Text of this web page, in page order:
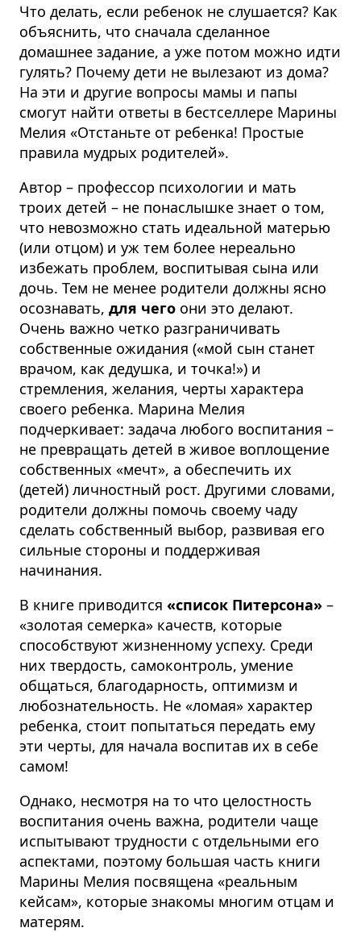
Что делать, если ребенок не слушается? Как
объяснить, что сначала сделанное
домашнее задание, а уже потом можно идти
гулять? Почему дети не вылезают из дома?
На эти и другие вопросы мамы и папы
смогут найти ответы в бестселлере Марины
Мелия «Отстаньте от ребенка! Простые
правила мудрых родителей».
Автор – профессор психологии и мать
троих детей – не понаслышке знает о том,
что невозможно стать идеальной матерью
(или отцом) и уж тем более нереально
избежать проблем, воспитывая сына или
дочь. Тем не менее родители должны ясно
осознавать, для чего они это делают.
Очень важно четко разграничивать
собственные ожидания («мой сын станет
врачом, как дедушка, и точка!») и
стремления, желания, черты характера
своего ребенка. Марина Мелия
подчеркивает: задача любого воспитания –
не превращать детей в живое воплощение
собственных «мечт», а обеспечить их
(детей) личностный рост. Другими словами,
родители должны помочь своему чаду
сделать собственный выбор, развивая его
сильные стороны и поддерживая
начинания.
В книге приводится «список Питерсона» –
«золотая семерка» качеств, которые
способствуют жизненному успеху. Среди
них твердость, самоконтроль, умение
общаться, благодарность, оптимизм и
любознательность. Не «ломая» характер
ребенка, стоит попытаться передать ему
эти черты, для начала воспитав их в себе
самом!
Однако, несмотря на то что целостность
воспитания очень важна, родители чаще
испытывают трудности с отдельными его
аспектами, поэтому большая часть книги
Марины Мелия посвящена «реальным
кейсам», которые знакомы многим отцам и
матерям.